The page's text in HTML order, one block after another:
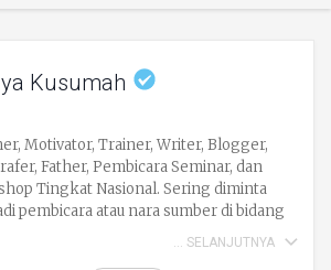
Kusumah
Motivator, Trainer, Writer, Blogger,
Father, Pembicara Seminar, dan
Tingkat Nasional. Sering diminta
pembicara atau nara sumber di bidang
Learning, dan PTK. Siapa
SELANJUTNYA